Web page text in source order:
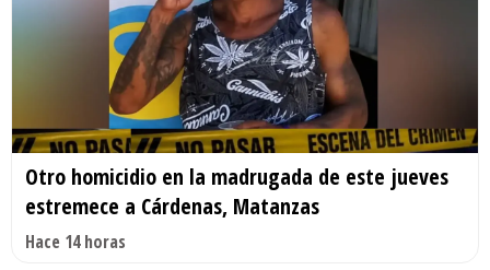
Otro homicidio en la madrugada de este jueves
estremece a Cárdenas, Matanzas
Hace 14 horas